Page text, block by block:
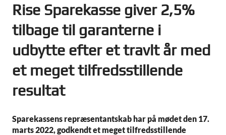
Rise Sparekasse giver 2,5%
tilbage til garanterne i
udbytte efter et travlt år med
et meget tilfredsstillende
resultat
Sparekassens repræsentantskab har på mødet den 17.
marts 2022, godkendt et meget tilfredsstillende